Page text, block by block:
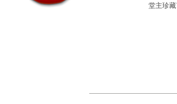
堂主珍